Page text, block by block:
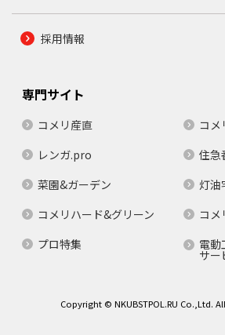
採用情報
専門サイト
コメリ産直
コメ
レンガ.pro
住急
菜園&ガーデン
灯油
コメリハード&グリーン
コメ
プロ特集
電動
サー
Copyright © NKUBSTPOL.RU Co.,Ltd.